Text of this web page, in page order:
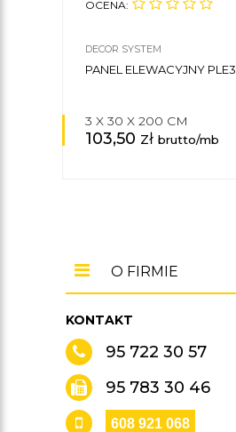
OCENA:
DECOR SYSTEM
PANEL ELEWACYJNY PLE3
3 X 30 X 200 CM
103,50 zł brutto/mb
KONTAKT
95 722 30 57
95 783 30 46
608 921 068
O FIRMIE